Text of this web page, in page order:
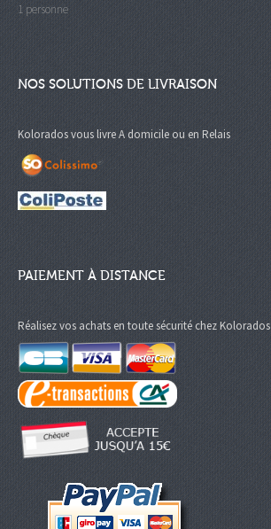
1 personne
NOS SOLUTIONS DE LIVRAISON
Kolorados vous livre A domicile ou en Relais
PAIEMENT À DISTANCE
Réalisez vos achats en toute sécurité chez Kolorados